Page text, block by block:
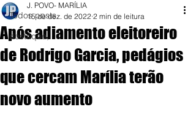
Todos posts
destaque,
Após adiamento eleitoreiro
de Rodrigo Garcia, pedágios
que cercam Marília terão
novo aumento
J. POVO- MARÍLIA
15 de dez. de 2022 2 min de leitura